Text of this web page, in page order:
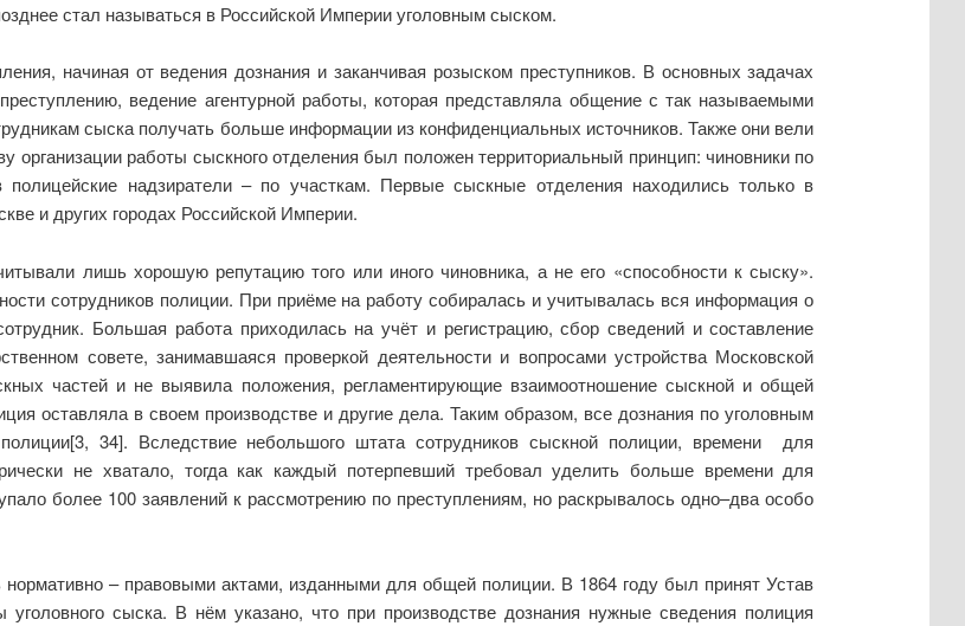
стал называться в Российской Империи уголовным сыском.
начиная от ведения дознания и заканчивая розыском преступников. В основных задачах
ведение агентурной работы, которая представляла общение с так называемыми
сыска получать больше информации из конфиденциальных источников. Также они вели
организации работы сыскного отделения был положен территориальный принцип: чиновники по
надзиратели – по участкам. Первые сыскные отделения находились только в
и других городах Российской Империи.
лишь хорошую репутацию того или иного чиновника, а не его «способности к сыску».
сотрудников полиции. При приёме на работу собиралась и учитывалась вся информация о
Большая работа приходилась на учёт и регистрацию, сбор сведений и составление
совете, занимавшаяся проверкой деятельности и вопросами устройства Московской
частей и не выявила положения, регламентирующие взаимоотношение сыскной и общей
оставляла в своем производстве и другие дела. Таким образом, все дознания по уголовным
34]. Вследствие небольшого штата сотрудников сыскной полиции, времени для
не хватало, тогда как каждый потерпевший требовал уделить больше времени для
более 100 заявлений к рассмотрению по преступлениям, но раскрывалось одно–два особо
нормативно – правовыми актами, изданными для общей полиции. В 1864 году был принят Устав
уголовного сыска. В нём указано, что при производстве дознания нужные сведения полиция